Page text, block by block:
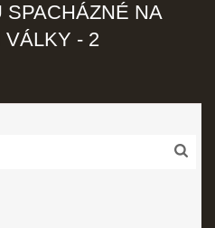
SPACHÁZNÉ NA
VÁLKY - 2